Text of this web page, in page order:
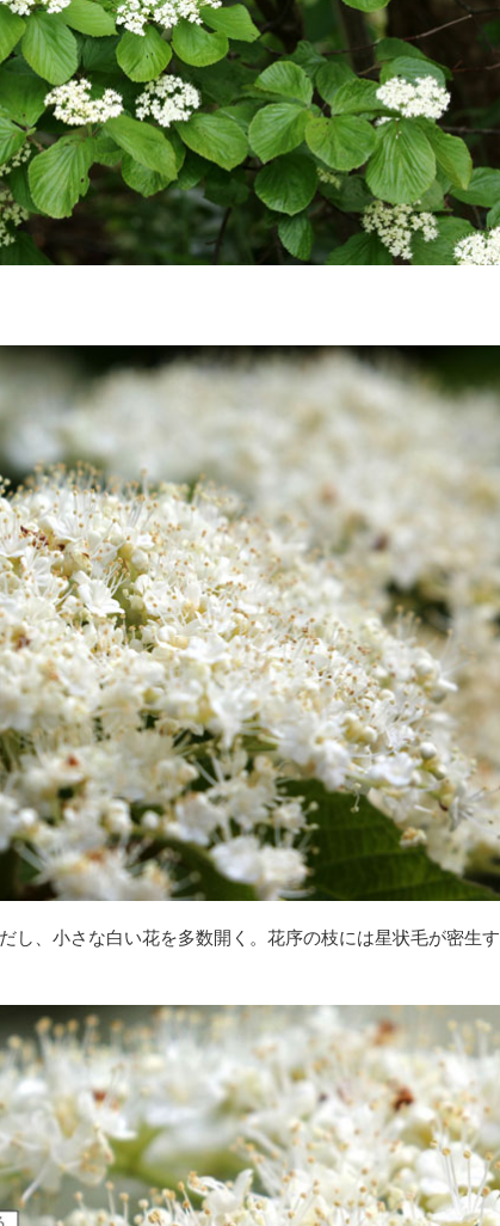
し、小さな白い花を多数開く。花序の枝には星状毛が密生す